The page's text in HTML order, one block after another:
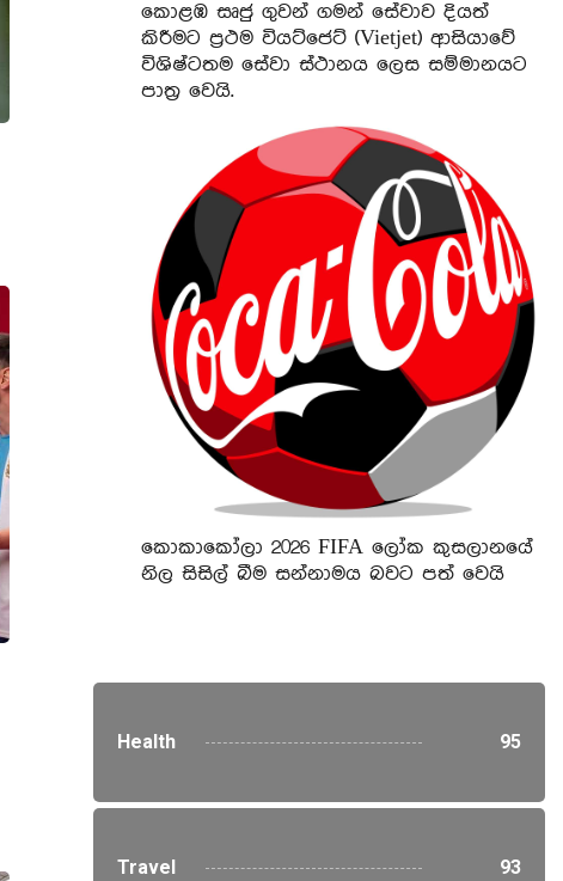
කොළඹ සෘජු ගුවන් ගමන් සේවාව දියත්
කිරීමට ප්‍රථම වියට්ජෙට් (Vietjet) ආසියාවේ
විශිෂ්ටතම සේවා ස්ථානය ලෙස සම්මානයට
පාත්‍ර වෙයි.
කොකාකෝලා 2026 FIFA ලෝක කුසලානයේ
නිල සිසිල් බීම සන්නාමය බවට පත් වෙයි
Health 95
Travel 93